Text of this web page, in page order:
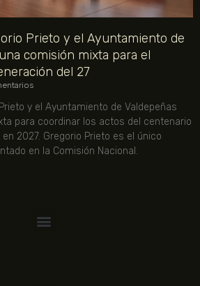
Prieto y el Ayuntamiento de
comisión mixta para el
del 27
y el Ayuntamiento de Valdepeñas
para coordinar los actos del centenario
2027. Gregorio Prieto es el único
en la Comisión Nacional.